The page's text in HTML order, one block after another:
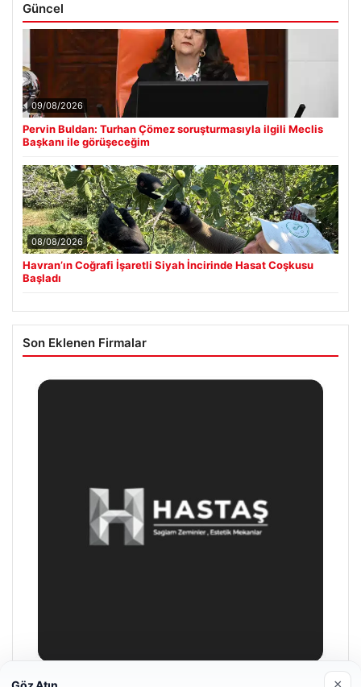
Güncel
09/08/2026
Pervin Buldan: Turhan Çömez soruşturmasıyla ilgili Meclis
Başkanı ile görüşeceğim
08/08/2026
Havran’ın Coğrafi İşaretli Siyah İncirinde Hasat Coşkusu
Başladı
Son Eklenen Firmalar